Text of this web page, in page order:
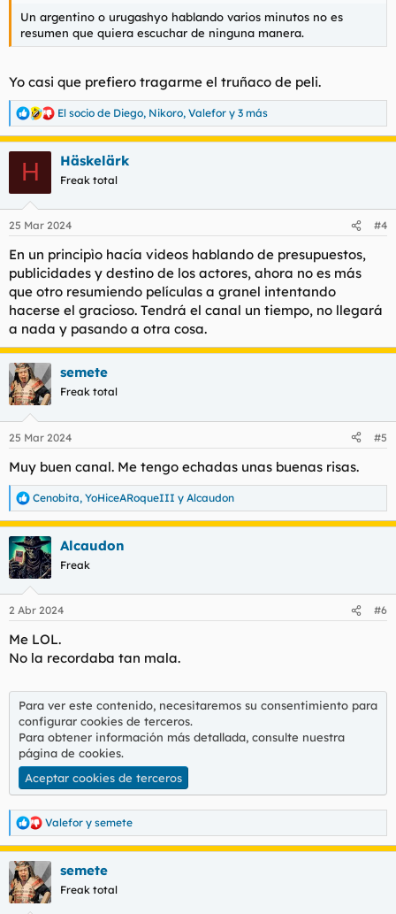
Un argentino o urugashyo hablando varios minutos no es
resumen que quiera escuchar de ninguna manera.
Yo casi que prefiero tragarme el truñaco de peli.
R
e
a
e
:
El socio de Diego, Nikoro, Valefor y 3 más
H Häskelärk
Freak total
25 Mar 2024 #4
En un principìo hacía videos hablando de presupuestos,
publicidades y destino de los actores, ahora no es más
que otro resumiendo películas a granel intentando
hacerse el gracioso. Tendrá el canal un tiempo, no llegará
a nada y pasando a otra cosa.
semete
Freak total
25 Mar 2024 #5
Muy buen canal. Me tengo echadas unas buenas risas.
R
e
a
c
c
i
e
:
Cenobita, YoHiceARoqueIII y Alcaudon
Alcaudon
Freak
2 Abr 2024 #6
Me LOL.
No la recordaba tan mala.
Para ver este contenido, necesitaremos su consentimiento para
configurar cookies de terceros.
Para obtener información más detallada, consulte nuestra
página de cookies.
Aceptar cookies de terceros
R
e
a
c
c
i
Valefor y semete
semete
Freak total